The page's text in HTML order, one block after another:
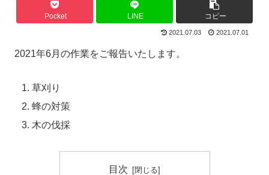
Pocket LINE コピー
2021.07.03 2021.07.01
2021年6月の作業をご報告いたします。
草刈り
蜂の対策
木の伐採
目次